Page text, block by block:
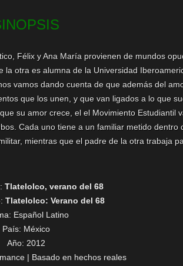
Félix y Ana María provienen de mundos
otra es alumna de la Universidad
vamos dando cuenta de que además del
que los unen, y que van ligados a lo que
su amor crece, el el Movimiento Estudiantil
Cada uno tiene a un familiar metido dentro
mientras que el padre de la otra trabaja
Tlatelolco, verano del 68
Tlatelolco: Verano del 68
Español Latino
País: México
Año: 2012
| Basado en hechos reales